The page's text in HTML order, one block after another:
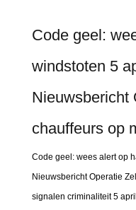
Code geel:
windstoten 5
Nieuwsbericht
chauffeurs op
Code geel: wees alert op
Nieuwsbericht Operatie
signalen criminaliteit 5